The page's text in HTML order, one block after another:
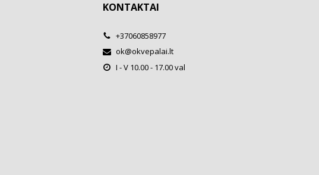
KONTAKTAI
+37060858977
ok@okvepalai.lt
I - V 10.00 - 17.00 val